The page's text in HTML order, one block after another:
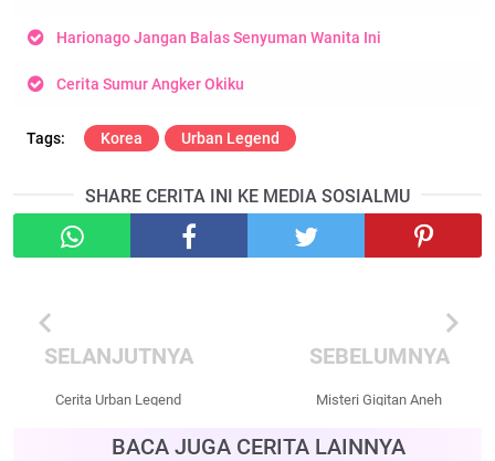
Harionago Jangan Balas Senyuman Wanita Ini
Cerita Sumur Angker Okiku
Korea Urban Legend
SHARE CERITA INI KE MEDIA SOSIALMU
chevron_left
SELANJUTNYA
Cerita Urban Legend
chevron_right
SEBELUMNYA
Misteri Gigitan Aneh
BACA JUGA CERITA LAINNYA